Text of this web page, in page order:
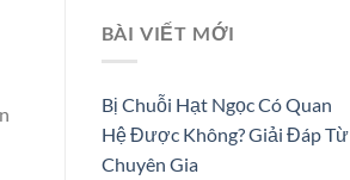
BÀI VIẾT MỚI
Bị Chuỗi Hạt Ngọc Có Quan
Hệ Được Không? Giải Đáp Từ
Chuyên Gia